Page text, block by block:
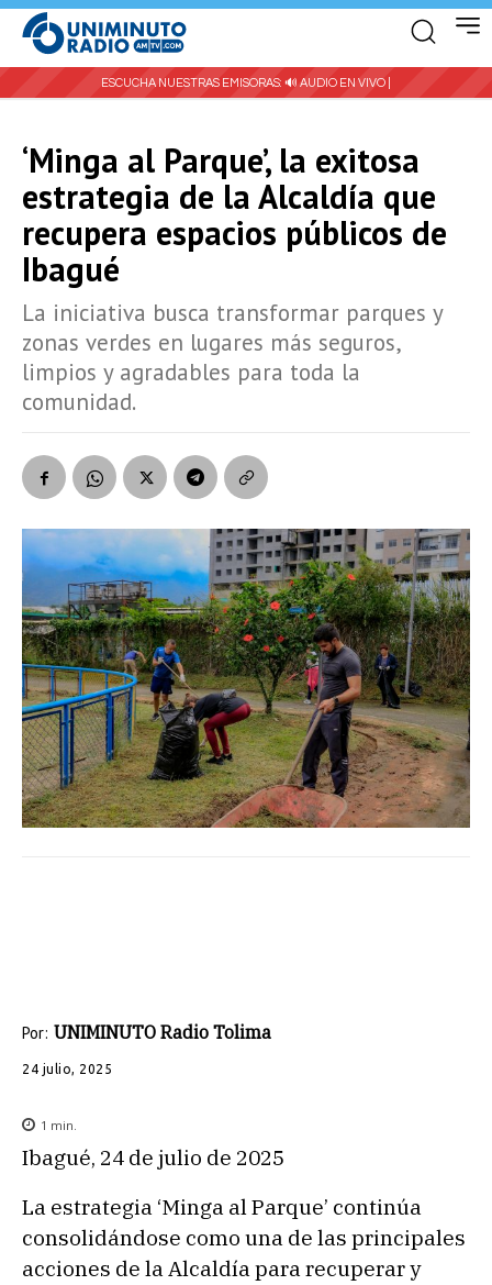
ESCUCHA NUESTRAS EMISORAS: 🔊 AUDIO EN VIVO |
‘Minga al Parque’, la exitosa
estrategia de la Alcaldía que
recupera espacios públicos de
Ibagué
La iniciativa busca transformar parques y
zonas verdes en lugares más seguros,
limpios y agradables para toda la
comunidad.
Por: UNIMINUTO Radio Tolima
24 julio, 2025
1 min.
Ibagué, 24 de julio de 2025
La estrategia ‘Minga al Parque’ continúa
consolidándose como una de las principales
acciones de la Alcaldía para recuperar y